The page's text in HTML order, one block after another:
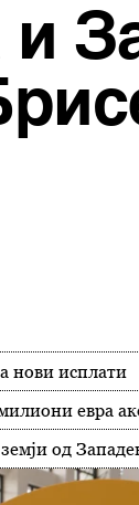
нови исплати
евра
од